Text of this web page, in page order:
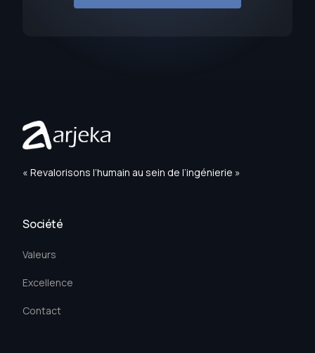
« Revalorisons l’humain au sein de l’ingénierie »
Société
Valeurs
Excellence
Contact